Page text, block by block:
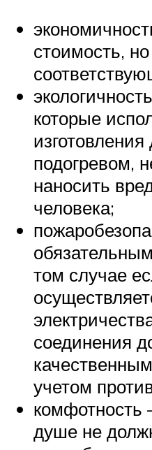
стоимость,
которые
подогревом,
наносить
человека;
том случае
соединения
учетом
комфотность
душе не